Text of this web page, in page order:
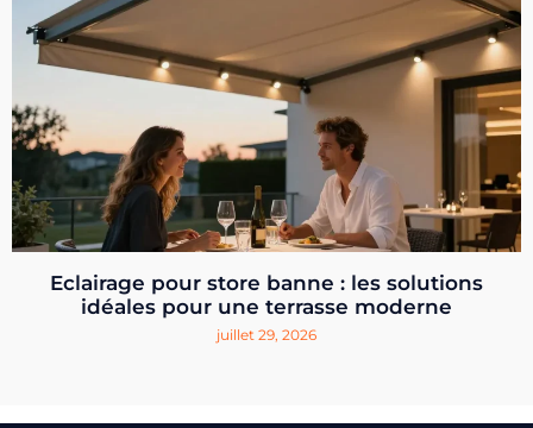
Eclairage pour store banne : les solutions
idéales pour une terrasse moderne
juillet 29, 2026